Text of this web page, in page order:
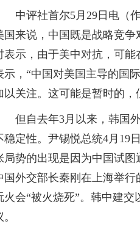
中评社首尔5月29日电（
国来说，中国既是战略竞
表示，由于美中对抗，可
示，“中国对美国主导的国
以关注。这可能是暂时的
但自去年3月以来，韩国
稳定性。尹锡悦总统4月19
局势的出现是因为中国试图
国外交部长秦刚在上海举
火会“被火烧死”。韩中建